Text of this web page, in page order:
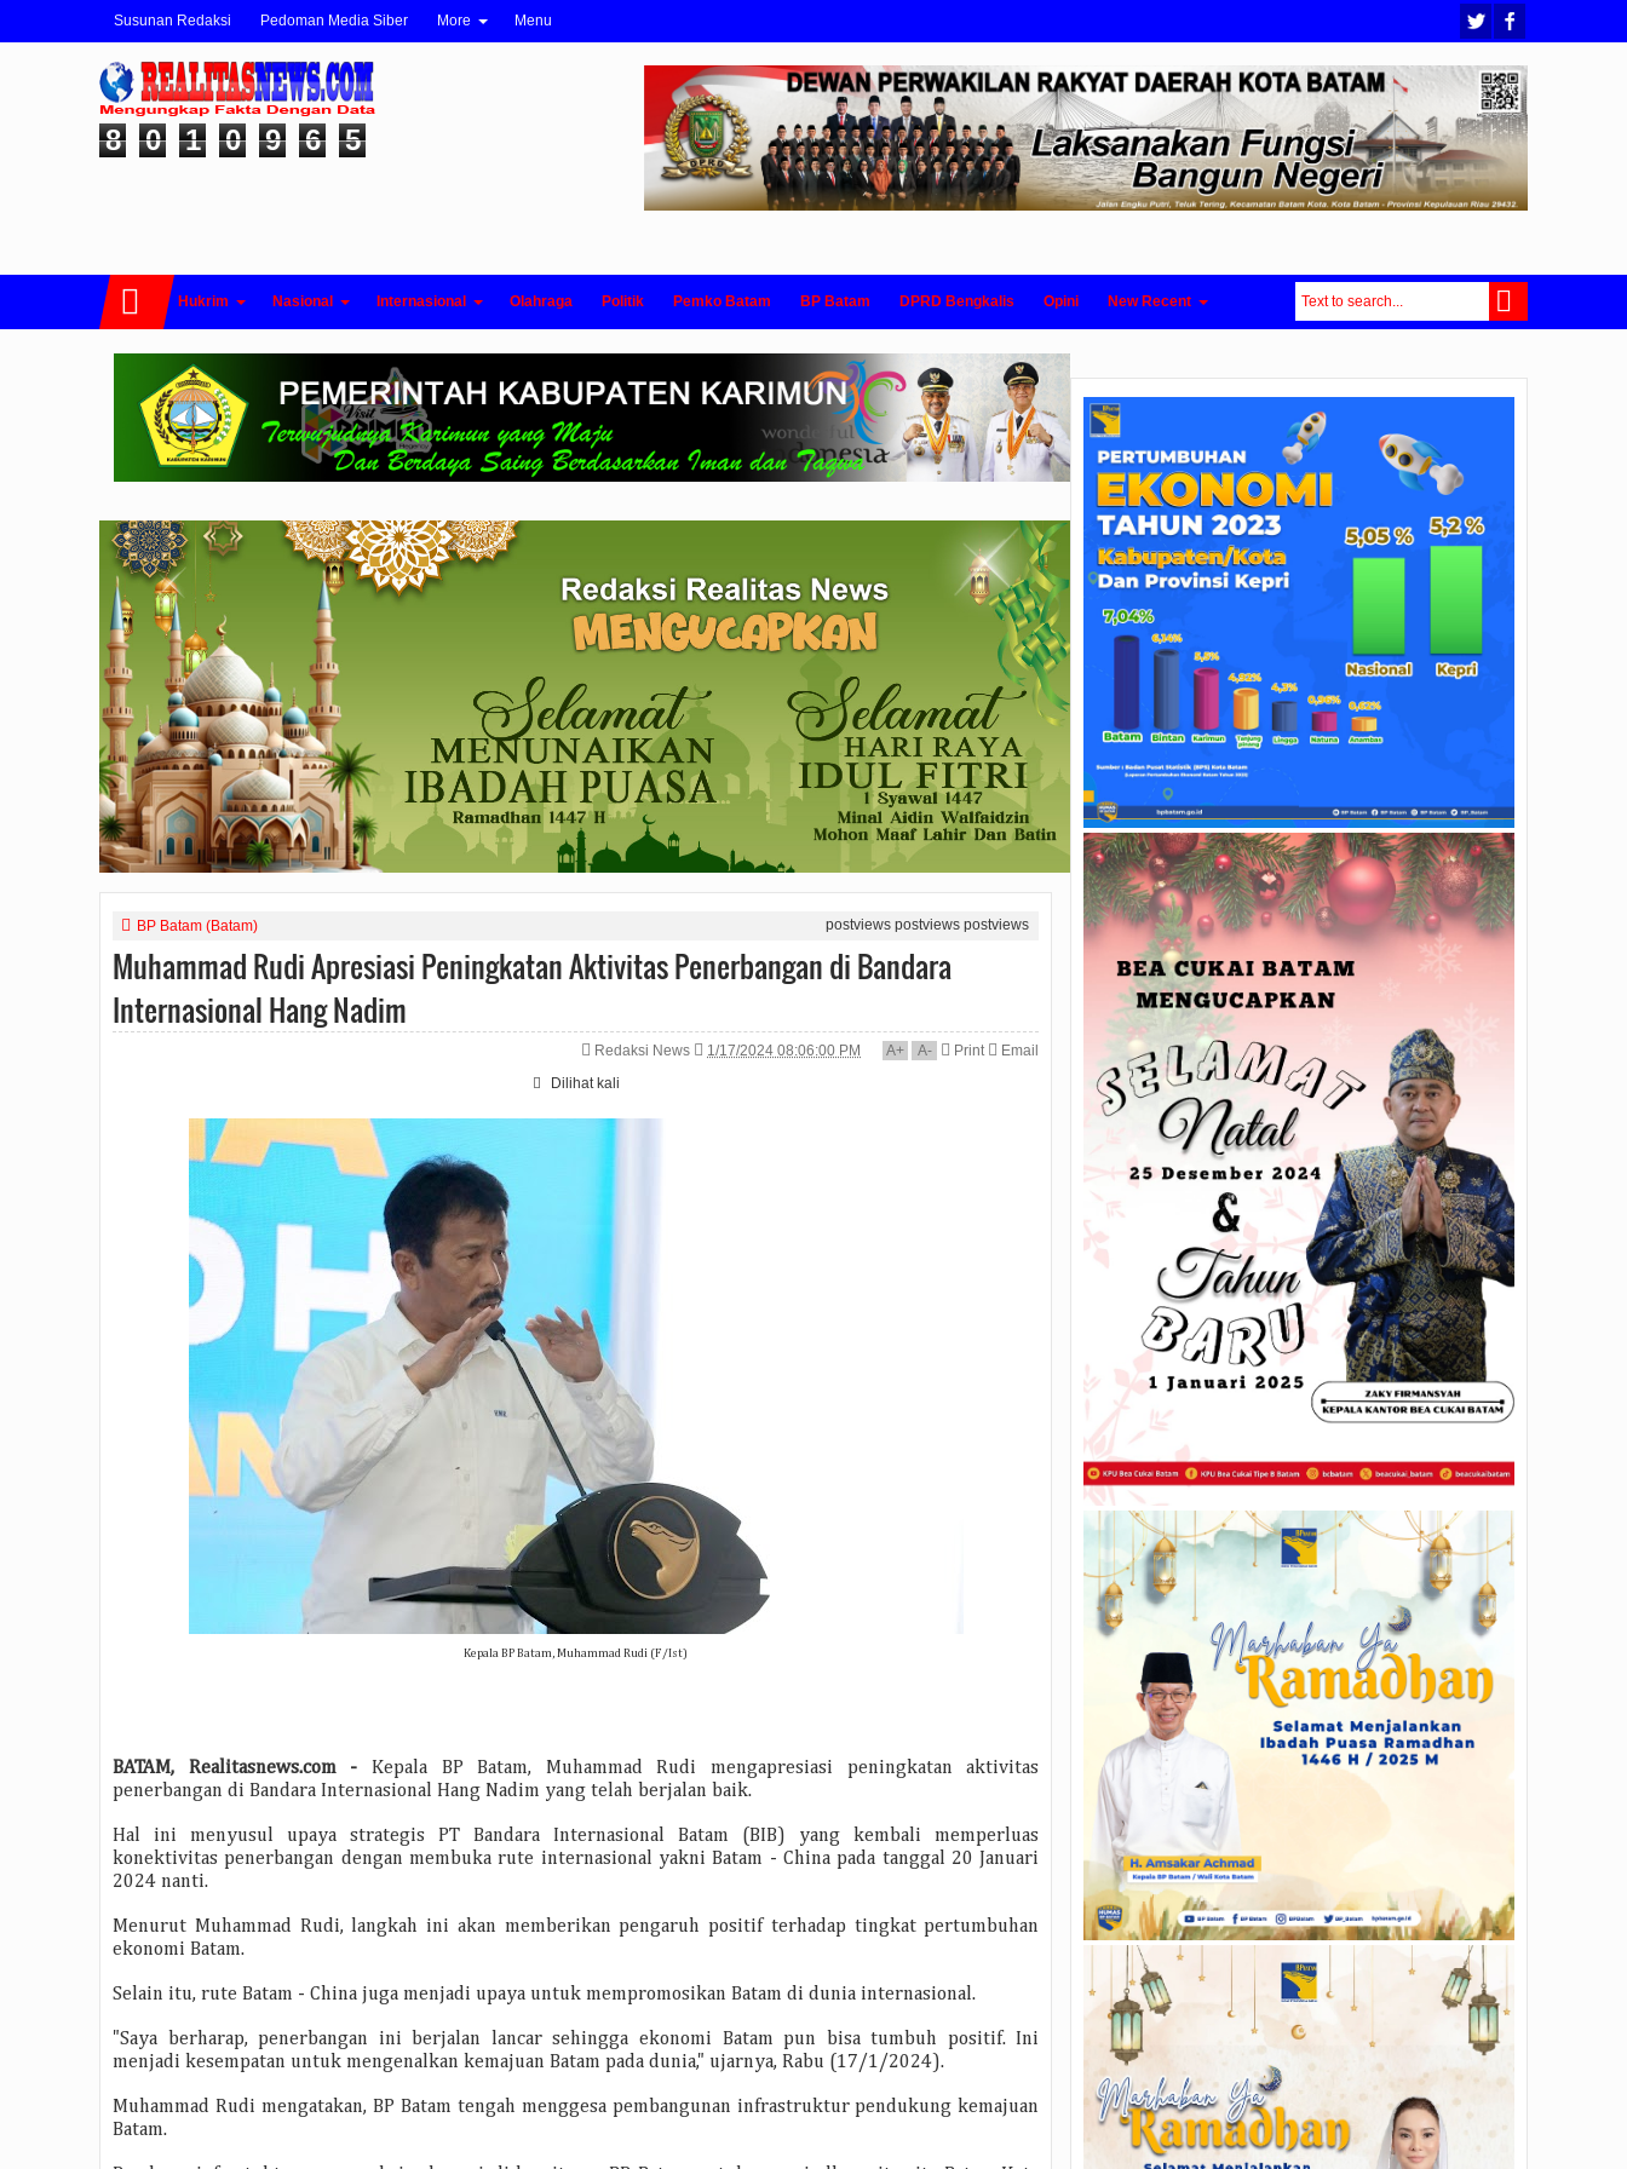
Susunan Redaksi Pedoman Media Siber More Menu
8 0 1 0 9 6 5
Hukrim Nasional Internasional Olahraga Politik Pemko Batam BP Batam DPRD Bengkalis Opini New Recent
BP Batam (Batam) postviewspostviewspostviews
Muhammad Rudi Apresiasi Peningkatan Aktivitas Penerbangan di Bandara
Internasional Hang Nadim
Redaksi News 1/17/2024 08:06:00 PM A+ A- Print
Email
Dilihat kali
Kepala BP Batam, Muhammad Rudi (F/Ist)
BATAM, Realitasnews.com - Kepala BP Batam, Muhammad Rudi mengapresiasi peningkatan aktivitas
penerbangan di Bandara Internasional Hang Nadim yang telah berjalan baik.
Hal ini menyusul upaya strategis PT Bandara Internasional Batam (BIB) yang kembali memperluas
konektivitas penerbangan dengan membuka rute internasional yakni Batam - China pada tanggal 20 Januari
2024 nanti.
Menurut Muhammad Rudi, langkah ini akan memberikan pengaruh positif terhadap tingkat pertumbuhan
ekonomi Batam.
Selain itu, rute Batam - China juga menjadi upaya untuk mempromosikan Batam di dunia internasional.
"Saya berharap, penerbangan ini berjalan lancar sehingga ekonomi Batam pun bisa tumbuh positif. Ini
menjadi kesempatan untuk mengenalkan kemajuan Batam pada dunia," ujarnya, Rabu (17/1/2024).
Muhammad Rudi mengatakan, BP Batam tengah menggesa pembangunan infrastruktur pendukung kemajuan
Batam.